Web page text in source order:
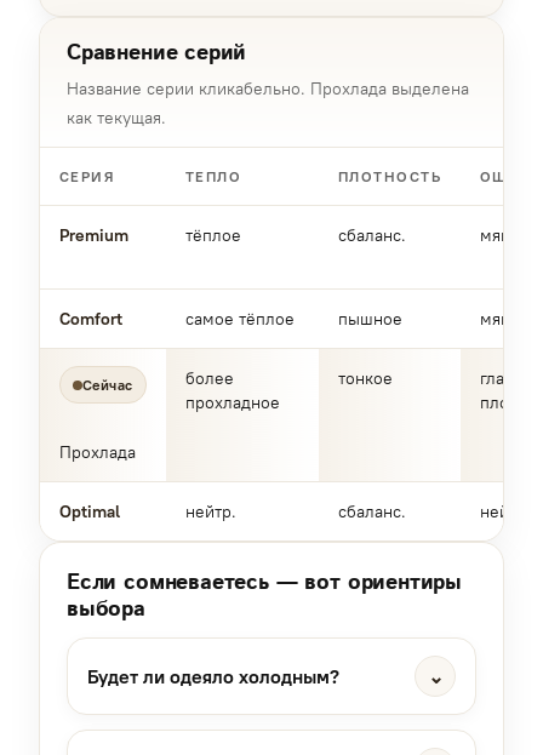
Сравнение серий
Название серии кликабельно. Прохлада выделена
как текущая.
СЕРИЯ ТЕПЛО ПЛОТНОСТЬ
Premium тёплое сбаланс. мягкое
Comfort самое тёплое пышное мягкое
Сейчас
Прохлада
более
прохладное
тонкое
Optimal нейтр. сбаланс.
Если сомневаетесь — вот ориентиры
выбора
Будет ли одеяло холодным? ⌄